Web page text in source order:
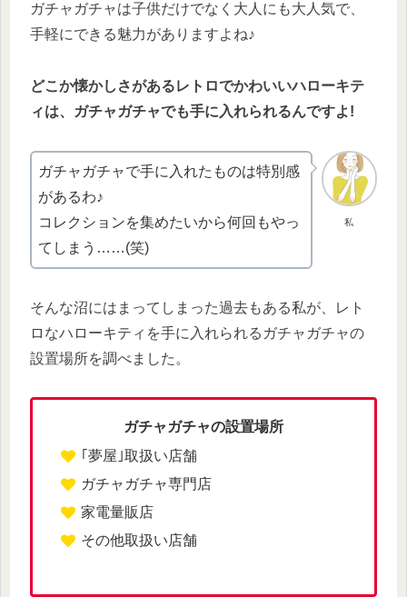
ガチャガチャは子供だけでなく大人にも大人気で、
手軽にできる魅力がありますよね♪
どこか懐かしさがあるレトロでかわいいハローキテ
ィは、ガチャガチャでも手に入れられるんですよ!
私
ガチャガチャで手に入れたものは特別感
があるわ♪
コレクションを集めたいから何回もやっ
てしまう……(笑)
そんな沼にはまってしまった過去もある私が、レト
ロなハローキティを手に入れられるガチャガチャの
設置場所を調べました。
ガチャガチャの設置場所
｢夢屋｣取扱い店舗
ガチャガチャ専門店
家電量販店
その他取扱い店舗